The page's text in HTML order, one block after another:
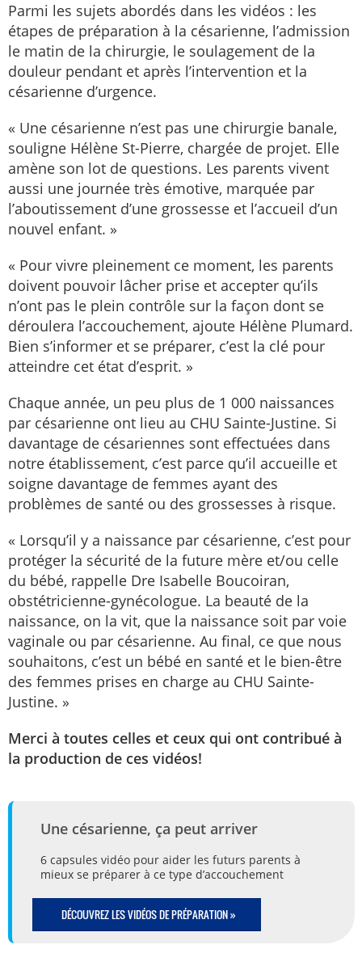
Parmi les sujets abordés dans les vidéos : les
étapes de préparation à la césarienne, l’admission
le matin de la chirurgie, le soulagement de la
douleur pendant et après l’intervention et la
césarienne d’urgence.
« Une césarienne n’est pas une chirurgie banale,
souligne Hélène St-Pierre, chargée de projet. Elle
amène son lot de questions. Les parents vivent
aussi une journée très émotive, marquée par
l’aboutissement d’une grossesse et l’accueil d’un
nouvel enfant. »
« Pour vivre pleinement ce moment, les parents
doivent pouvoir lâcher prise et accepter qu’ils
n’ont pas le plein contrôle sur la façon dont se
déroulera l’accouchement, ajoute Hélène Plumard.
Bien s’informer et se préparer, c’est la clé pour
atteindre cet état d’esprit. »
Chaque année, un peu plus de 1 000 naissances
par césarienne ont lieu au CHU Sainte-Justine. Si
davantage de césariennes sont effectuées dans
notre établissement, c’est parce qu’il accueille et
soigne davantage de femmes ayant des
problèmes de santé ou des grossesses à risque.
« Lorsqu’il y a naissance par césarienne, c’est pour
protéger la sécurité de la future mère et/ou celle
du bébé, rappelle Dre Isabelle Boucoiran,
obstétricienne-gynécologue. La beauté de la
naissance, on la vit, que la naissance soit par voie
vaginale ou par césarienne. Au final, ce que nous
souhaitons, c’est un bébé en santé et le bien-être
des femmes prises en charge au CHU Sainte-
Justine. »
Merci à toutes celles et ceux qui ont contribué à
la production de ces vidéos!
Une césarienne, ça peut arriver
6 capsules vidéo pour aider les futurs parents à
mieux se préparer à ce type d’accouchement
DÉCOUVREZ LES VIDÉOS DE PRÉPARATION »